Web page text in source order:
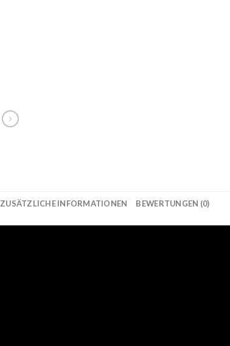
ZUSÄTZLICHE INFORMATIONEN BEWERTUNGEN (0)